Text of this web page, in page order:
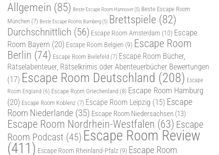
Allgemein (85) Beste Escape Room Hannover(5) Beste Escape Room
München (7) Beste Escape Rooms Bamberg(5) Brettspiele (82)
Durchschnittlich (56) Escape Room Amsterdam (10) Escape
Room Bayern (20) Escape Room Belgien (9) Escape Room
Berlin (74) Escape Room Bielefeld (7) Escape Room Bücher,
Rätselabenteuer, Rätselkrimis oder Abenteuerbücher Bewertungen
(17) Escape Room Deutschland (208) Escape
Room England (6) Escape Room Griechenland (8) Escape Room Hamburg
(20) Escape Room Koblenz (7) Escape Room Leipzig (15) Escape
Room Niederlande (35) Escape Room Niedersachsen (13)
Escape Room Nordrhein-Westfalen (63) Escape
Room Podcast (45) Escape Room Review
(411) Escape Room Rheinland-Pfalz (9) Escape Room